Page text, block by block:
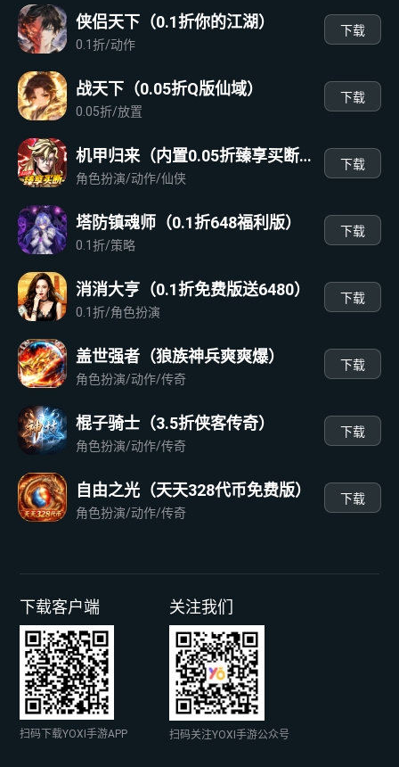
侠侣天下（0.1折你的江湖）
0.1折/动作
下载
战天下（0.05折Q版仙域）
0.05折/放置
下载
机甲归来（内置0.05折臻享买断）
角色扮演/动作/仙侠
下载
塔防镇魂师（0.1折648福利版）
0.1折/策略
下载
消消大亨（0.1折免费版送6480）
0.1折/角色扮演
下载
盖世强者（狼族神兵爽爽爆）
角色扮演/动作/传奇
下载
棍子骑士（3.5折侠客传奇）
角色扮演/动作/传奇
下载
自由之光（天天328代币免费版）
角色扮演/动作/传奇
下载
下载客户端
扫码下载YOXI手游APP
关注我们
扫码关注YOXI手游公众号